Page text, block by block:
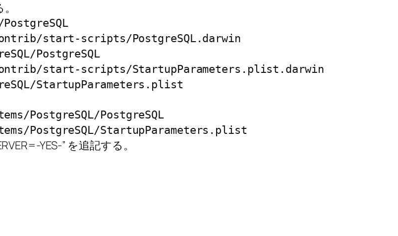
start-scripts/PostgreSQL.darwin
PostgreSQL
start-scripts/StartupParameters.plist.darwin
StartupParameters.plist
PostgreSQL/PostgreSQL
PostgreSQL/StartupParameters.plist
YES-” を追記する。